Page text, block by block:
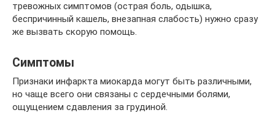
тревожных симптомов (острая боль, одышка,
беспричинный кашель, внезапная слабость) нужно сразу
же вызвать скорую помощь.
Симптомы
Признаки инфаркта миокарда могут быть различными,
но чаще всего они связаны с сердечными болями,
ощущением сдавления за грудиной.